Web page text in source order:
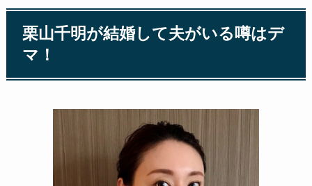
栗山千明が結婚して夫がいる噂はデ
マ！